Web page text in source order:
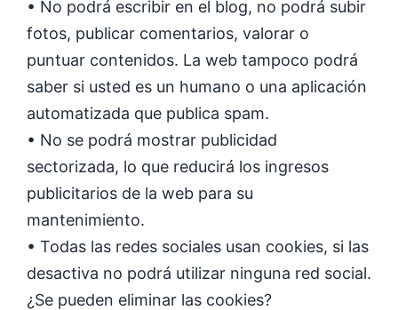
• No podrá escribir en el blog, no podrá subir
fotos, publicar comentarios, valorar o
puntuar contenidos. La web tampoco podrá
saber si usted es un humano o una aplicación
automatizada que publica spam.
• No se podrá mostrar publicidad
sectorizada, lo que reducirá los ingresos
publicitarios de la web para su
mantenimiento.
• Todas las redes sociales usan cookies, si las
desactiva no podrá utilizar ninguna red social.
¿Se pueden eliminar las cookies?